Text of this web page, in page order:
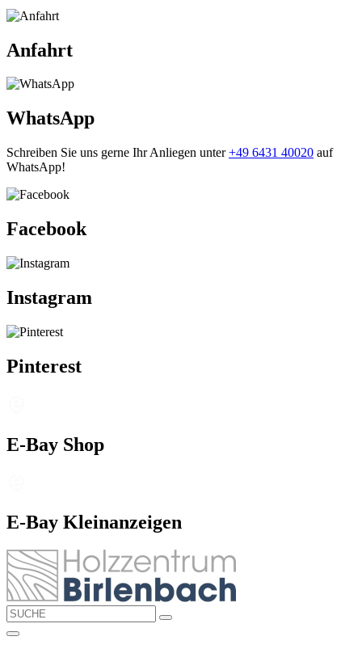
Anfahrt
WhatsApp
Schreiben Sie uns gerne Ihr Anliegen unter+49 6431 40020 auf
WhatsApp!
Facebook
Instagram
Pinterest
E-Bay Shop
E-Bay Kleinanzeigen